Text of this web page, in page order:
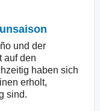
und der
auf den
haben sich
erholt,
sind.